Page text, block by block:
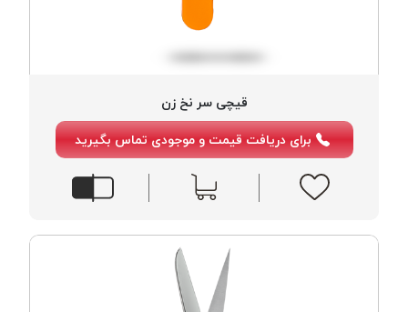
قیچی سر نخ زن
برای دریافت قیمت و موجودی تماس بگیرید